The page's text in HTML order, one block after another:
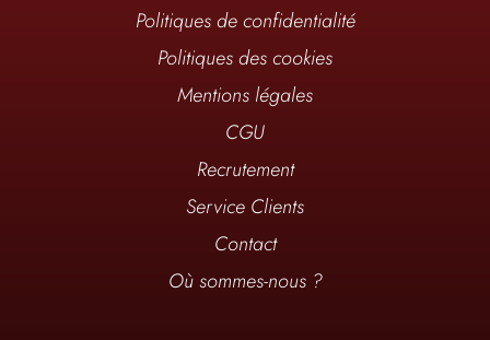
Politiques de confidentialité
Politiques des cookies
Mentions légales
CGU
Recrutement
Service Clients
Contact
Où sommes-nous ?